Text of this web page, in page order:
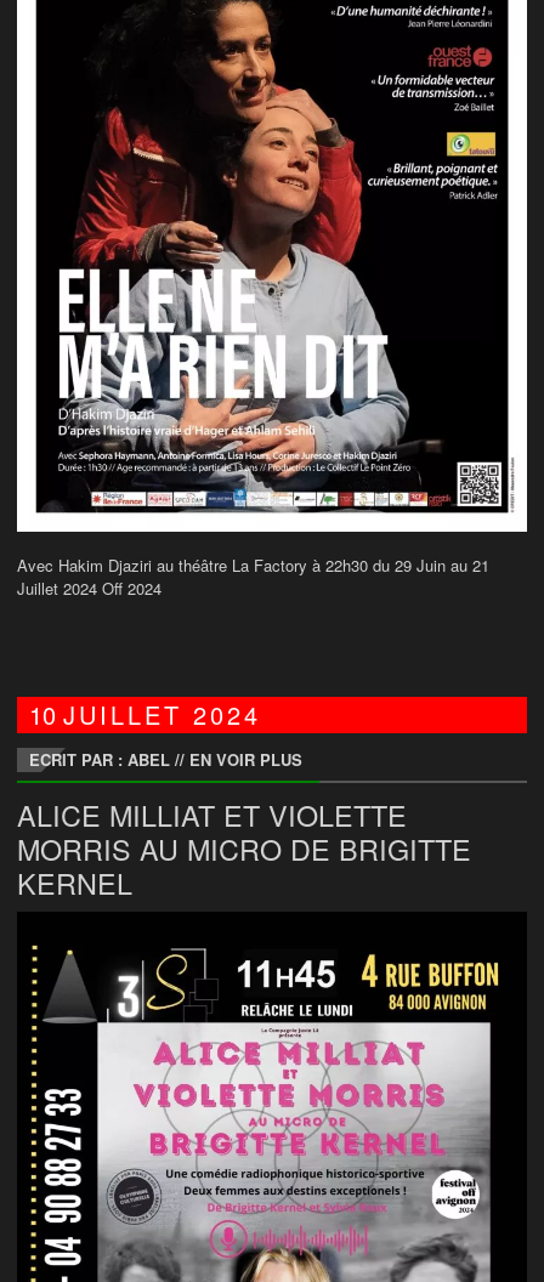
Avec Hakim Djaziri au théâtre La Factory à 22h30 du 29 Juin au 21
Juillet 2024 Off 2024
10JUILLET2024
ECRIT PAR : ABEL // EN VOIR PLUS
ALICE MILLIAT ET VIOLETTE
MORRIS AU MICRO DE BRIGITTE
KERNEL